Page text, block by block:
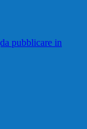
pubblicare in